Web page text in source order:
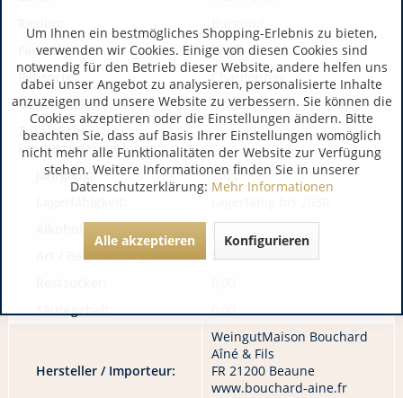
Farbe:
Weiß
Rebsorte:
Chardonnay
Geschmack:
trocken
Zusätzliche
Produktinformationen:
Jahrgang:
2022
Art / Bezeichnung:
579
Säuregehalt:
0,00
Hersteller / Importeur:
WeingutMaison Bouchard
Aîné & Fils
FR 21200 Beaune
www.bouchard-aine.fr
Um Ihnen ein bestmögliches Shopping-Erlebnis zu bieten,
verwenden wir Cookies. Einige von diesen Cookies sind
notwendig für den Betrieb dieser Website, andere helfen uns
dabei unser Angebot zu analysieren, personalisierte Inhalte
anzuzeigen und unsere Website zu verbessern. Sie können die
Cookies akzeptieren oder die Einstellungen ändern. Bitte
beachten Sie, dass auf Basis Ihrer Einstellungen womöglich
nicht mehr alle Funktionalitäten der Website zur Verfügung
stehen. Weitere Informationen finden Sie in unserer
Datenschutzerklärung: Mehr Informationen
Alle akzeptieren Konfigurieren